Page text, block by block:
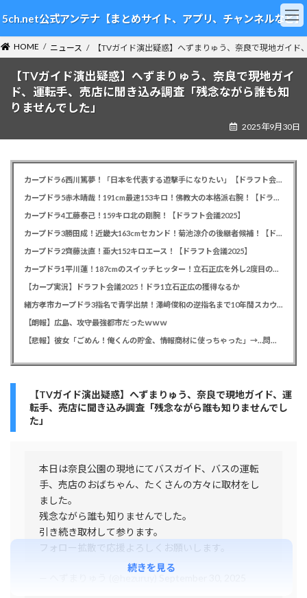
ン
テ
ン
ツ
ビ
ゲ
ー
シ
5ch.net公式アンテナ【まとめサイト、アプリ、チャンネルなど】
HOME ニュース 【TVガイド演出疑惑】へずまりゅう、奈良で現地ガイ
【TVガイド演出疑惑】へずまりゅう、奈良で現地ガイ
ド、運転手、売店に聞き込み調査「残念ながら誰も知
りませんでした」
2025年9月30日
カープドラ6西川篤夢！「日本を代表する遊撃手になりたい」【ドラフト会議2025】
カープドラ5赤木晴哉！191cm最速153キロ！佛教大の本格派右腕！【ドラフト会議2025】
カープドラ4工藤泰己！159キロ北の剛腕！【ドラフト会議2025】
カープドラ3勝田成！近畿大163cmセカンド！菊池涼介の後継者候補！【ドラフト会議2025】
カープドラ2齊藤汰直！亜大152キロエース！【ドラフト会議2025】
カープドラ1平川蓮！187cmのスイッチヒッター！立石正広を外し2度目の重複も新井監督がクジを引き当てる！【ドラフト会議2025】
【カープ実況】ドラフト会議2025！ドラ1立石正広の獲得なるか
緒方孝市カープドラ3指名で青学出禁！澤﨑俊和の逆指名まで10年間スカウト出禁
【朗報】広島、攻守最強都市だったｗｗｗ
【悲報】彼女「ごめん！俺くんの貯金、情報商材に使っちゃった」→…問い詰めたらギャン泣きされたんだが俺が悪いのか？
【TVガイド演出疑惑】へずまりゅう、奈良で現地ガイド、運
転手、売店に聞き込み調査「残念ながら誰も知りませんでし
た」
本日は奈良公園の現地にてバスガイド、バスの運転
手、売店のおばちゃん、たくさんの方々に取材をし
ました。
残念ながら誰も知りませんでした。
引き続き取材して参ります。
フォロー拡散で応援よろしくお願いします。
続きを見る